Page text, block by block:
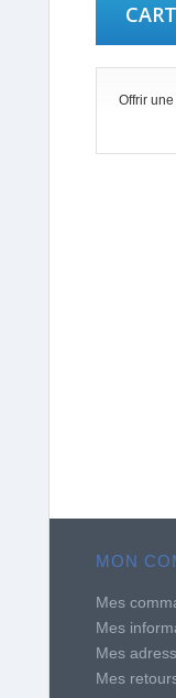
Offrir
MON
Mes
Mes
Mes
Mes